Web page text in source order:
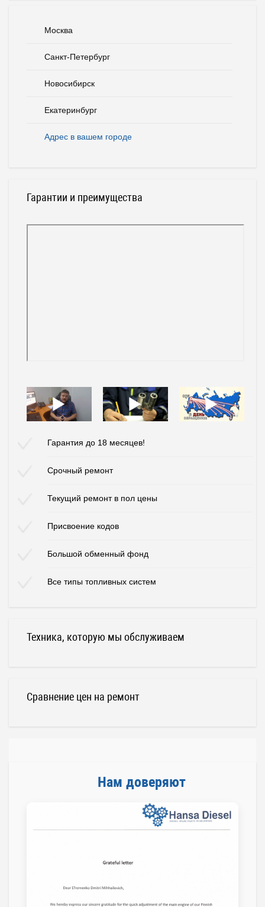
Москва
Санкт-Петербург
Новосибирск
Екатеринбург
Адрес в вашем городе
Гарантии и преимущества
Гарантия до 18 месяцев!
Срочный ремонт
Текущий ремонт в пол цены
Присвоение кодов
Большой обменный фонд
Все типы топливных систем
Техника, которую мы обслуживаем
Сравнение цен на ремонт
Нам доверяют